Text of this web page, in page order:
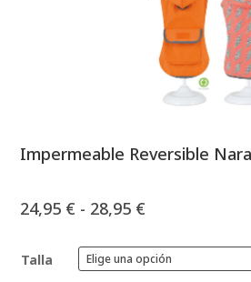
Impermeable Reversible
24,95 € - 28,95 €
precios:
desde
Talla